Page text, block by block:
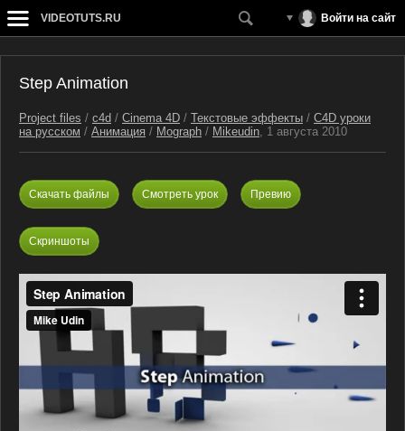
VIDEOTUTS.RU Войти на сайт
Step Animation
Project files / c4d / Cinema 4D / Текстовые эффекты / C4D уроки
на русском / Анимация / Mograph / Mikeudin, 1 августа 2010
Скачать файлы Смотреть урок Превию
Скриншоты